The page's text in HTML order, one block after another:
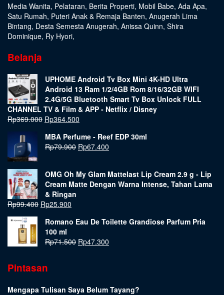
Media Wanita, Pelataran, Berita Properti, Mobil Babe, Ada Apa,
Satu Rumah, Puteri Anak & Remaja Banten, Anugerah Lima
Bintang, Desta Semesta Anugerah, Anissa Quinn, Shira
Dominique, Ry Hyori,
Belanja
UPHOME Android Tv Box Mini 4K-HD Ultra
Android 13 Ram 1/2/4GB Rom 8/16/32GB WIFI
2.4G/5G Bluetooth Smart Tv Box Unlock FULL
CHANNEL TV & Film & APP - Netflix / Disney
Rp369.000 Rp364.500
MBA Perfume - Reef EDP 30ml
Rp79.900 Rp67.400
OMG Oh My Glam Mattelast Lip Cream 2.9 g - Lip
Cream Matte Dengan Warna Intense, Tahan Lama
& Ringan
Rp99.400 Rp25.900
Romano Eau De Toilette Grandiose Parfum Pria
100 ml
Rp71.500 Rp47.300
Pintasan
Mengapa Tulisan Saya Belum Tayang?